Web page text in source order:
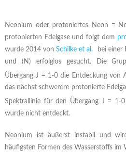
Neonium oder protoniertes Neon =
protonierten Edelgase und folgt dem
wurde 2014 vonSchilke et al. bei einer
und (N) erfolglos gesucht. Die
Übergang J = 1-0 die Entdeckung von
das nächst schwerere protonierte
Spektrallinie für den Übergang J = 1-
wurde nicht entdeckt.
Neonium ist äußerst instabil und
häufigsten Formen des Wasserstoffs im